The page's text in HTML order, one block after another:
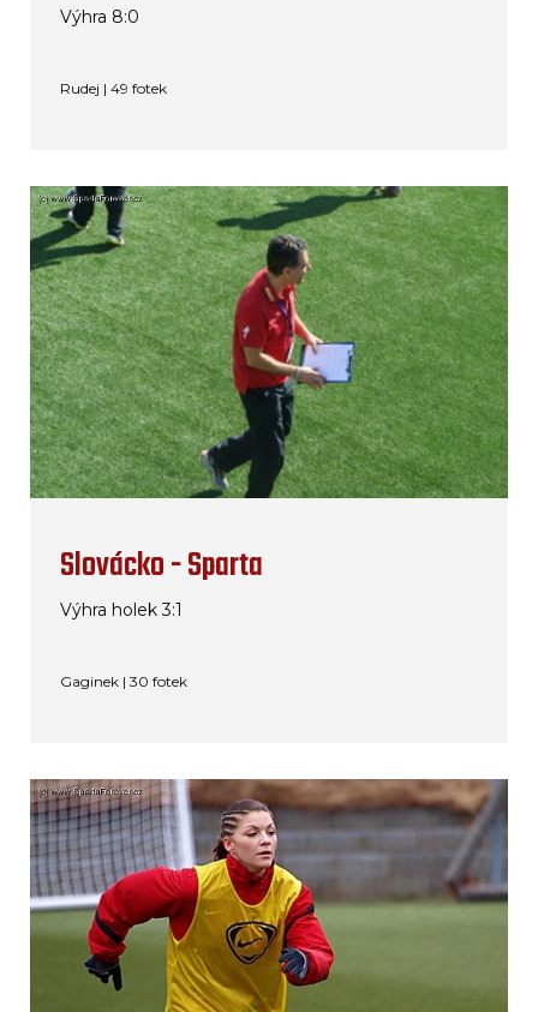
Výhra 8:0
Rudej | 49 fotek
Slovácko - Sparta
Výhra holek 3:1
Gaginek | 30 fotek